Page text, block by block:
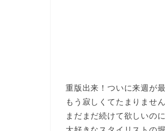
重版出来！ついに来週が
もう寂しくてたまりません
まだまだ続けて欲しいのに